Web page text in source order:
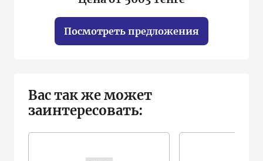
Посмотреть предложения
Вас так же может
заинтересовать: